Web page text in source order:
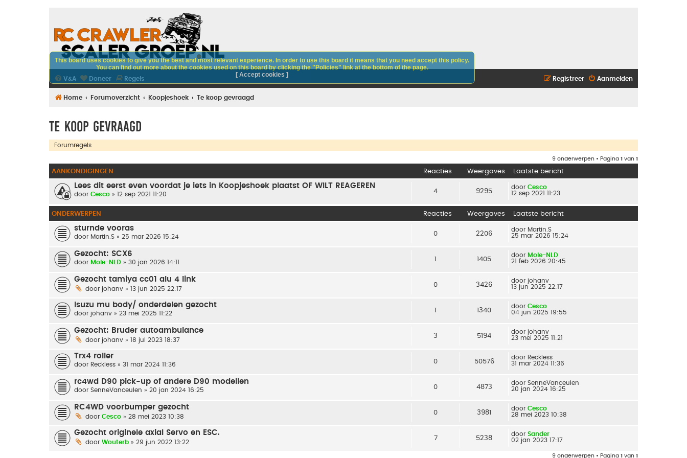
V&A Doneer Regels Aanmelden
Registreer
Home Forumoverzicht Koopjeshoek Te koop gevraagd
Te koop gevraagd
Forumregels
9 onderwerpen • Pagina 1 van 1
AANKONDIGINGEN Reacties Weergaves Laatste bericht
Lees dit eerst even voordat je iets in Koopjeshoek plaatst OF WILT REAGEREN
door Cesco » 12 sep 2021 11:20 4 9295
door Cesco
12 sep 2021 11:23
ONDERWERPEN Reacties Weergaves Laatste bericht
sturnde vooras
door Martin.S » 25 mar 2026 15:24 0 2206
door Martin.S
25 mar 2026 15:24
Gezocht: SCX6
door Mole-NLD » 30 jan 2026 14:11 1 1405
door Mole-NLD
21 feb 2026 20:45
Gezocht tamiya cc01 alu 4 link
door johanv » 13 jun 2025 22:17
0 3426
door johanv
13 jun 2025 22:17
Isuzu mu body/ onderdelen gezocht
door johanv » 23 mei 2025 11:22 1 1340
door Cesco
04 jun 2025 19:55
Gezocht: Bruder autoambulance
door johanv » 18 jul 2023 18:37
3 5194
door johanv
23 mei 2025 11:21
Trx4 roller
door Reckless » 31 mar 2024 11:36 0 50576
door Reckless
31 mar 2024 11:36
rc4wd D90 pick-up of andere D90 modellen
door SenneVanceulen » 20 jan 2024 16:25 0 4873
door SenneVanceulen
20 jan 2024 16:25
RC4WD voorbumper gezocht
door Cesco » 28 mei 2023 10:38
0 3981
door Cesco
28 mei 2023 10:38
Gezocht originele axial Servo en ESC.
door Wouterb » 29 jun 2022 13:22
7 5238
door Sander
02 jan 2023 17:17
9 onderwerpen • Pagina 1 van 1
This board uses cookies to give you the best and most relevant experience. In order to use this board it means that you need accept this policy.
You can find out more about the cookies used on this board by clicking the "Policies" link at the bottom of the page.
[ Accept cookies ]